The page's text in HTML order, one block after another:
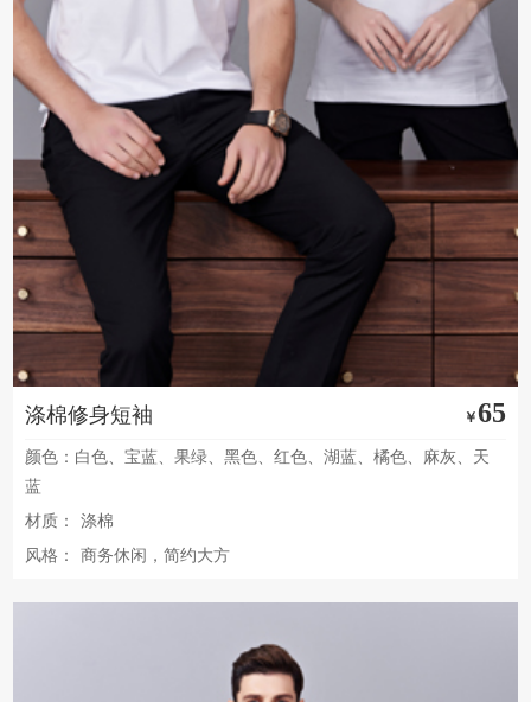
涤棉修身短袖 ￥65
颜色：白色、宝蓝、果绿、黑色、红色、湖蓝、橘色、麻灰、天
蓝
材质：
涤棉
风格：
商务休闲，简约大方